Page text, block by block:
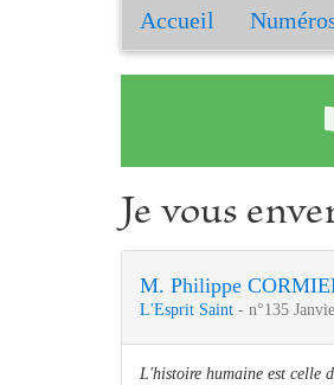
Accueil
Je vous
M. Philippe
L'Esprit Saint - n°135
L'histoire humaine est celle